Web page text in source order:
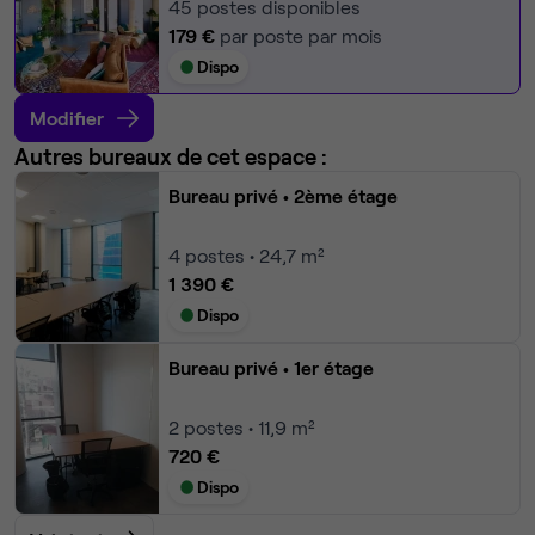
45 postes disponibles
179 € par poste par mois
Dispo
Modifier
Autres bureaux de cet espace :
Bureau privé • 2ème étage
4 postes • 24,7 m²
1 390 €
Dispo
Bureau privé • 1er étage
2 postes • 11,9 m²
720 €
Dispo